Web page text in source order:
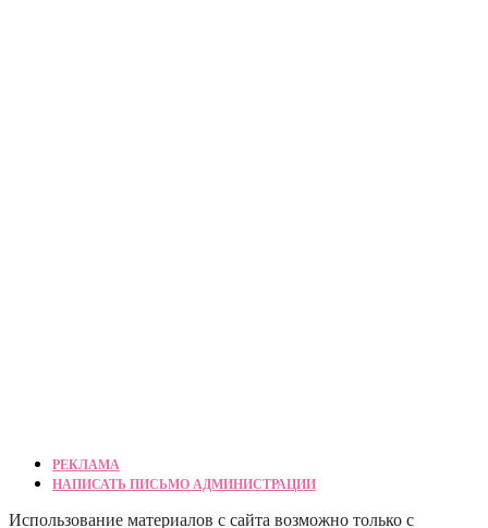
РЕКЛАМА
НАПИСАТЬ ПИСЬМО АДМИНИСТРАЦИИ
Использование материалов с сайта возможно только с